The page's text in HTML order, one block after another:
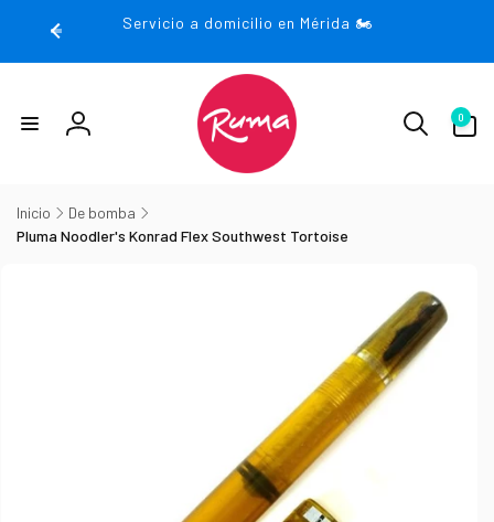
Servicio a domicilio en Mérida 🏍️
Iniciar
0
artículos
Inicio
De bomba
Pluma Noodler's Konrad Flex Southwest Tortoise